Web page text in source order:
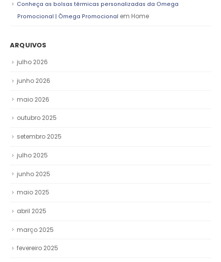
Conheça as bolsas térmicas personalizadas da Omega
Promocional | Ômega Promocional em Home
ARQUIVOS
julho 2026
junho 2026
maio 2026
outubro 2025
setembro 2025
julho 2025
junho 2025
maio 2025
abril 2025
março 2025
fevereiro 2025